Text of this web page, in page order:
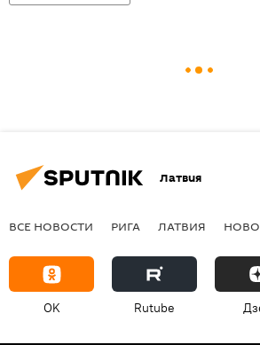
Латвия
ВСЕ НОВОСТИ РИГА ЛАТВИЯ
OK Rutube